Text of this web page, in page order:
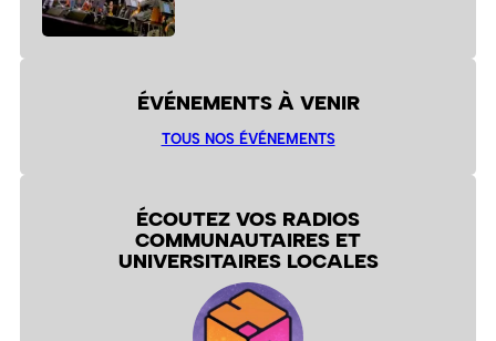
ÉVÉNEMENTS À VENIR
TOUS NOS ÉVÉNEMENTS
ÉCOUTEZ VOS RADIOS
COMMUNAUTAIRES ET
UNIVERSITAIRES LOCALES